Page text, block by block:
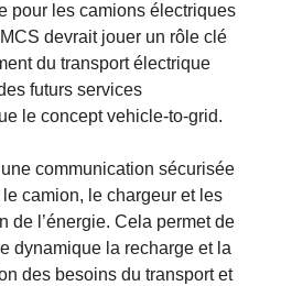
pour les camions électriques
devrait jouer un rôle clé
du transport électrique
futurs services
le concept vehicle-to-grid.
communication sécurisée
camion, le chargeur et les
de l’énergie. Cela permet de
dynamique la recharge et la
des besoins du transport et